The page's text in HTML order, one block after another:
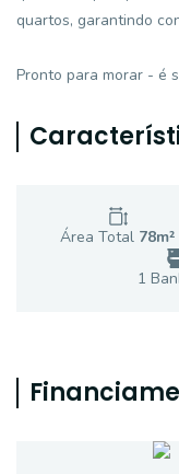
quartos, garantindo
Pronto para morar - é
Área Total 78m²
1